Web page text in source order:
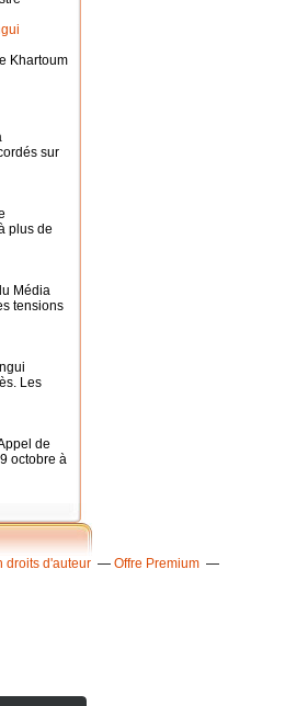
Khartoum
sur
plus de
Média
tensions
Les
de
octobre à
droits d'auteur
Offre Premium